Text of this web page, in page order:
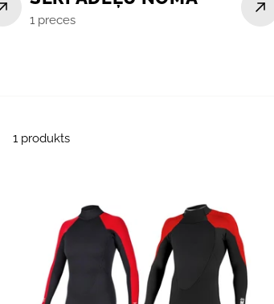
1 preces
1 produkts